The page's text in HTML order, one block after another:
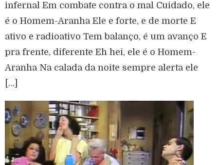
infernal Em combate contra o mal Cuidado, ele
é o Homem-Aranha Ele e forte, e de morte E
ativo e radioativo Tem balanço, é um avanço E
pra frente, diferente Eh hei, ele é o Homem-
Aranha Na calada da noite sempre alerta ele
[…]